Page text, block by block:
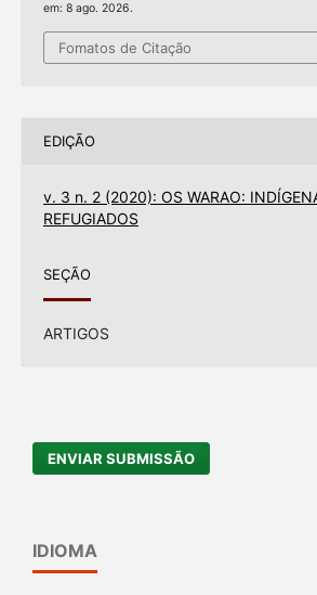
em: 8 ago. 2026.
Fomatos de Citação
EDIÇÃO
v. 3 n. 2 (2020): OS WARAO:
REFUGIADOS
SEÇÃO
ARTIGOS
ENVIAR SUBMISSÃO
IDIOMA